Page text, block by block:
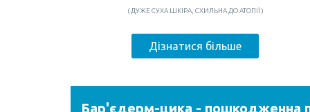
( ДУЖЕ СУХА ШКІРА, СХИЛЬНА ДО АТОПІЇ )
Дізнатися більше
Бар'єдерм-цика - пошкодженна